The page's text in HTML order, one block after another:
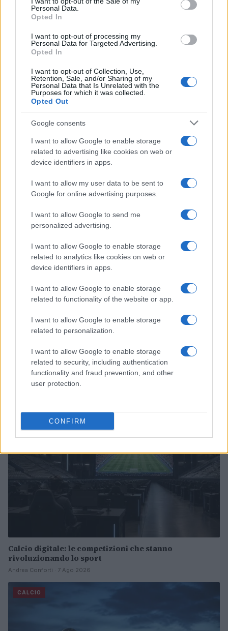
Personal Data.
Opted In
I want to opt-out of processing my
Personal Data for Targeted Advertising.
Opted In
I want to opt-out of Collection, Use,
Retention, Sale, and/or Sharing of my
Personal Data that Is Unrelated with the
Purposes for which it was collected.
Opted Out
Google consents
I want to allow Google to enable storage
related to advertising like cookies on web or
device identifiers in apps.
I want to allow my user data to be sent to
Google for online advertising purposes.
I want to allow Google to send me
personalized advertising.
I want to allow Google to enable storage
related to analytics like cookies on web or
device identifiers in apps.
I want to allow Google to enable storage
related to functionality of the website or app.
I want to allow Google to enable storage
related to personalization.
I want to allow Google to enable storage
related to security, including authentication
functionality and fraud prevention, and other
user protection.
CONFIRM
Continua a leggere
Sian Massey-Ellis lascia il campo per un ruolo chiave
nella Football Association
Andrea Conforti · 7 Ago 2026
Calcio digitale: le competizioni che stanno
rivoluzionando lo sport
Andrea Conforti · 7 Ago 2026
CALCIO